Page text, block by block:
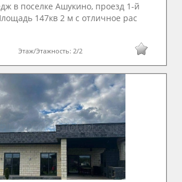
в поселке Ашукино, проезд 1-й
147кв 2 м с отличное рас
Этаж/Этажность: 2/2